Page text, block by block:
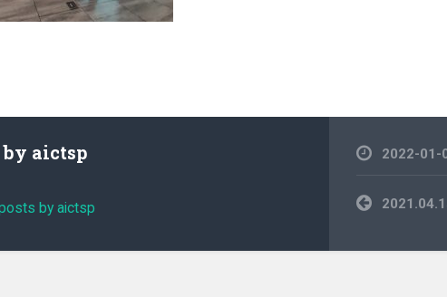
by aictsp
by aictsp
2022-01-
文
章
覽